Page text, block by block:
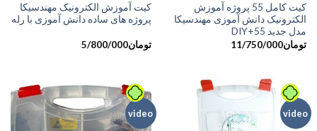
کیت کامل 55 پروژه آموزش
الکترونیک دانش آموزی مهندسیکا
مدل جدید DIY+55
تومان11/750/000
کیت آموزش الکترونیک مهندسیکا
پروژه های ساده دانش آموزی با رله
تومان5/800/000
video
video